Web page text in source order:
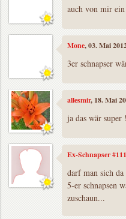
auch von mir
Mone, 03. Mai
3er schnapser
allesmir, 18. Mai
ja das wär super !
Ex-Schnapser
darf man sich da
5-er schnapsen
zuschaun...